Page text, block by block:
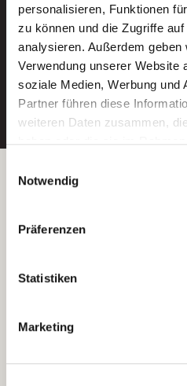
personalisieren, Funktionen
zu können und die Zugriffe
analysieren. Außerdem
Verwendung unserer Website
soziale Medien, Werbung und
Partner führen diese
weiteren Daten zusammen,
Wenn Sie auf „Cookies
Sie der Speicherung
Ihre Einwilligung
indem Sie die Cookie-
unsererDatenschutzerklärung
Notwendig
Präferenzen
Statistiken
Marketing
Neue
Ein kostenloser
E-Mail-
Betreiber der Webseite
Kantstraße 45a
(Ein Tochterunternehmen des
e.V.)